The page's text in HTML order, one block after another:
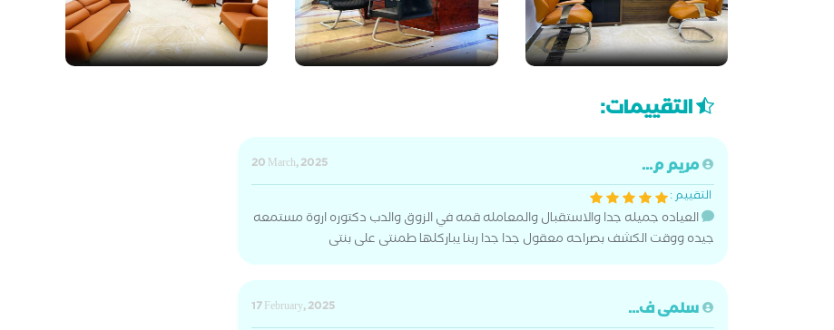
التقييمات:
مريم م...
20 March, 2025
التقييم :
العياده جميله جدا والاستقبال والمعامله قمه في الزوق والدب دكتوره اروة مستمعه
جيده ووقت الكشف بصراحه معقول جدا جدا ربنا يباركلها طمنتى على بنتى
سلمى ف...
17 February, 2025